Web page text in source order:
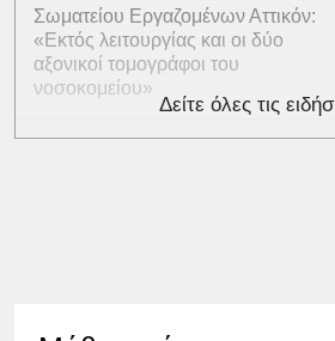
Σωματείου Εργαζομένων Αττικόν:
«Εκτός λειτουργίας και οι δύο
αξονικοί τομογράφοι του
νοσοκομείου»
Δείτε όλες τις